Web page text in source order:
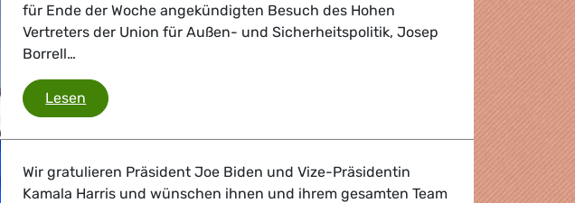
für Ende der Woche angekündigten Besuch des Hohen
Vertreters der Union für Außen- und Sicherheitspolitik, Josep
Borrell…
Lesen Urteil gegen Alexej Nawalny: Zitat von Sergey Lagodinsky
Wir gratulieren Präsident Joe Biden und Vize-Präsidentin
Kamala Harris und wünschen ihnen und ihrem gesamten Team